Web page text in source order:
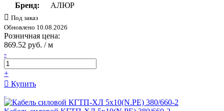
Бренд:
АЛЮР
Под заказ
Обновлено 10.08.2026
Розничная цена:
869.52 руб. / м
-
+
Купить